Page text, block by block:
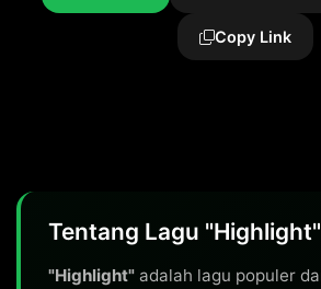
Copy Link
Tentang Lagu
"Highlight" adalah lagu populer